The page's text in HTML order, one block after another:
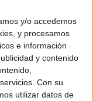
y/o accedemos
y procesamos
e información
y contenido
Con su
utilizar datos de